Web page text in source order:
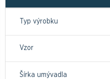
Typ výrobku
Vzor
Šírka umývadla